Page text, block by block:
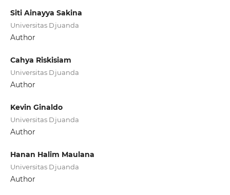
Siti Ainayya Sakina
Universitas Djuanda
Author
Cahya Riskisiam
Universitas Djuanda
Author
Kevin Ginaldo
Universitas Djuanda
Author
Hanan Halim Maulana
Universitas Djuanda
Author